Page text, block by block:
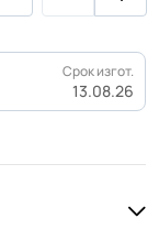
Срок изгот.
13.08.26